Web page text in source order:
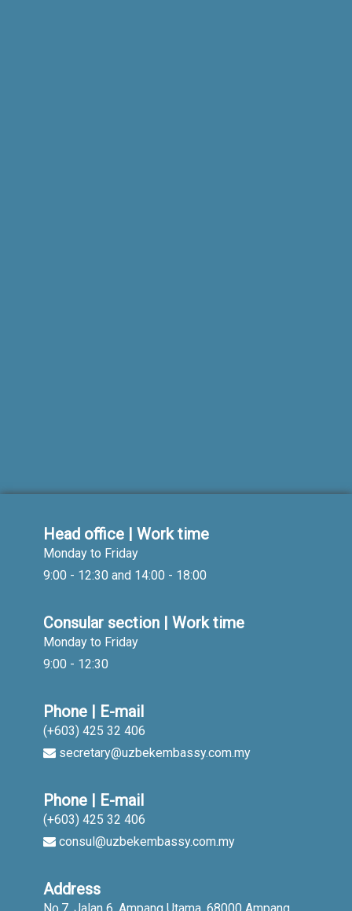
Head office | Work time
Monday to Friday
9:00 - 12:30 and 14:00 - 18:00
Consular section | Work time
Monday to Friday
9:00 - 12:30
Phone | E-mail
(+603) 425 32 406
secretary@uzbekembassy.com.my
Phone | E-mail
(+603) 425 32 406
consul@uzbekembassy.com.my
Address